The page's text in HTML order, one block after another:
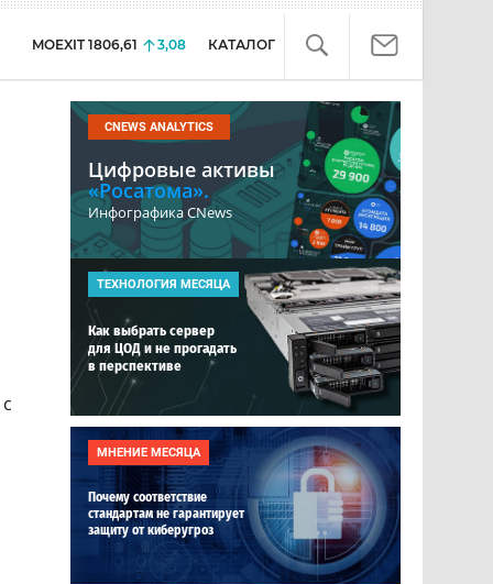
MOEXIT 1806,61 3,08 КАТАЛОГ
CNEWS ANALYTICS
Цифровые активы
«Росатома».
Инфографика CNews
ТЕХНОЛОГИЯ МЕСЯЦА
Как выбрать сервер
для ЦОД и не прогадать
в перспективе
МНЕНИЕ МЕСЯЦА
Почему соответствие
стандартам не гарантирует
защиту от киберугроз